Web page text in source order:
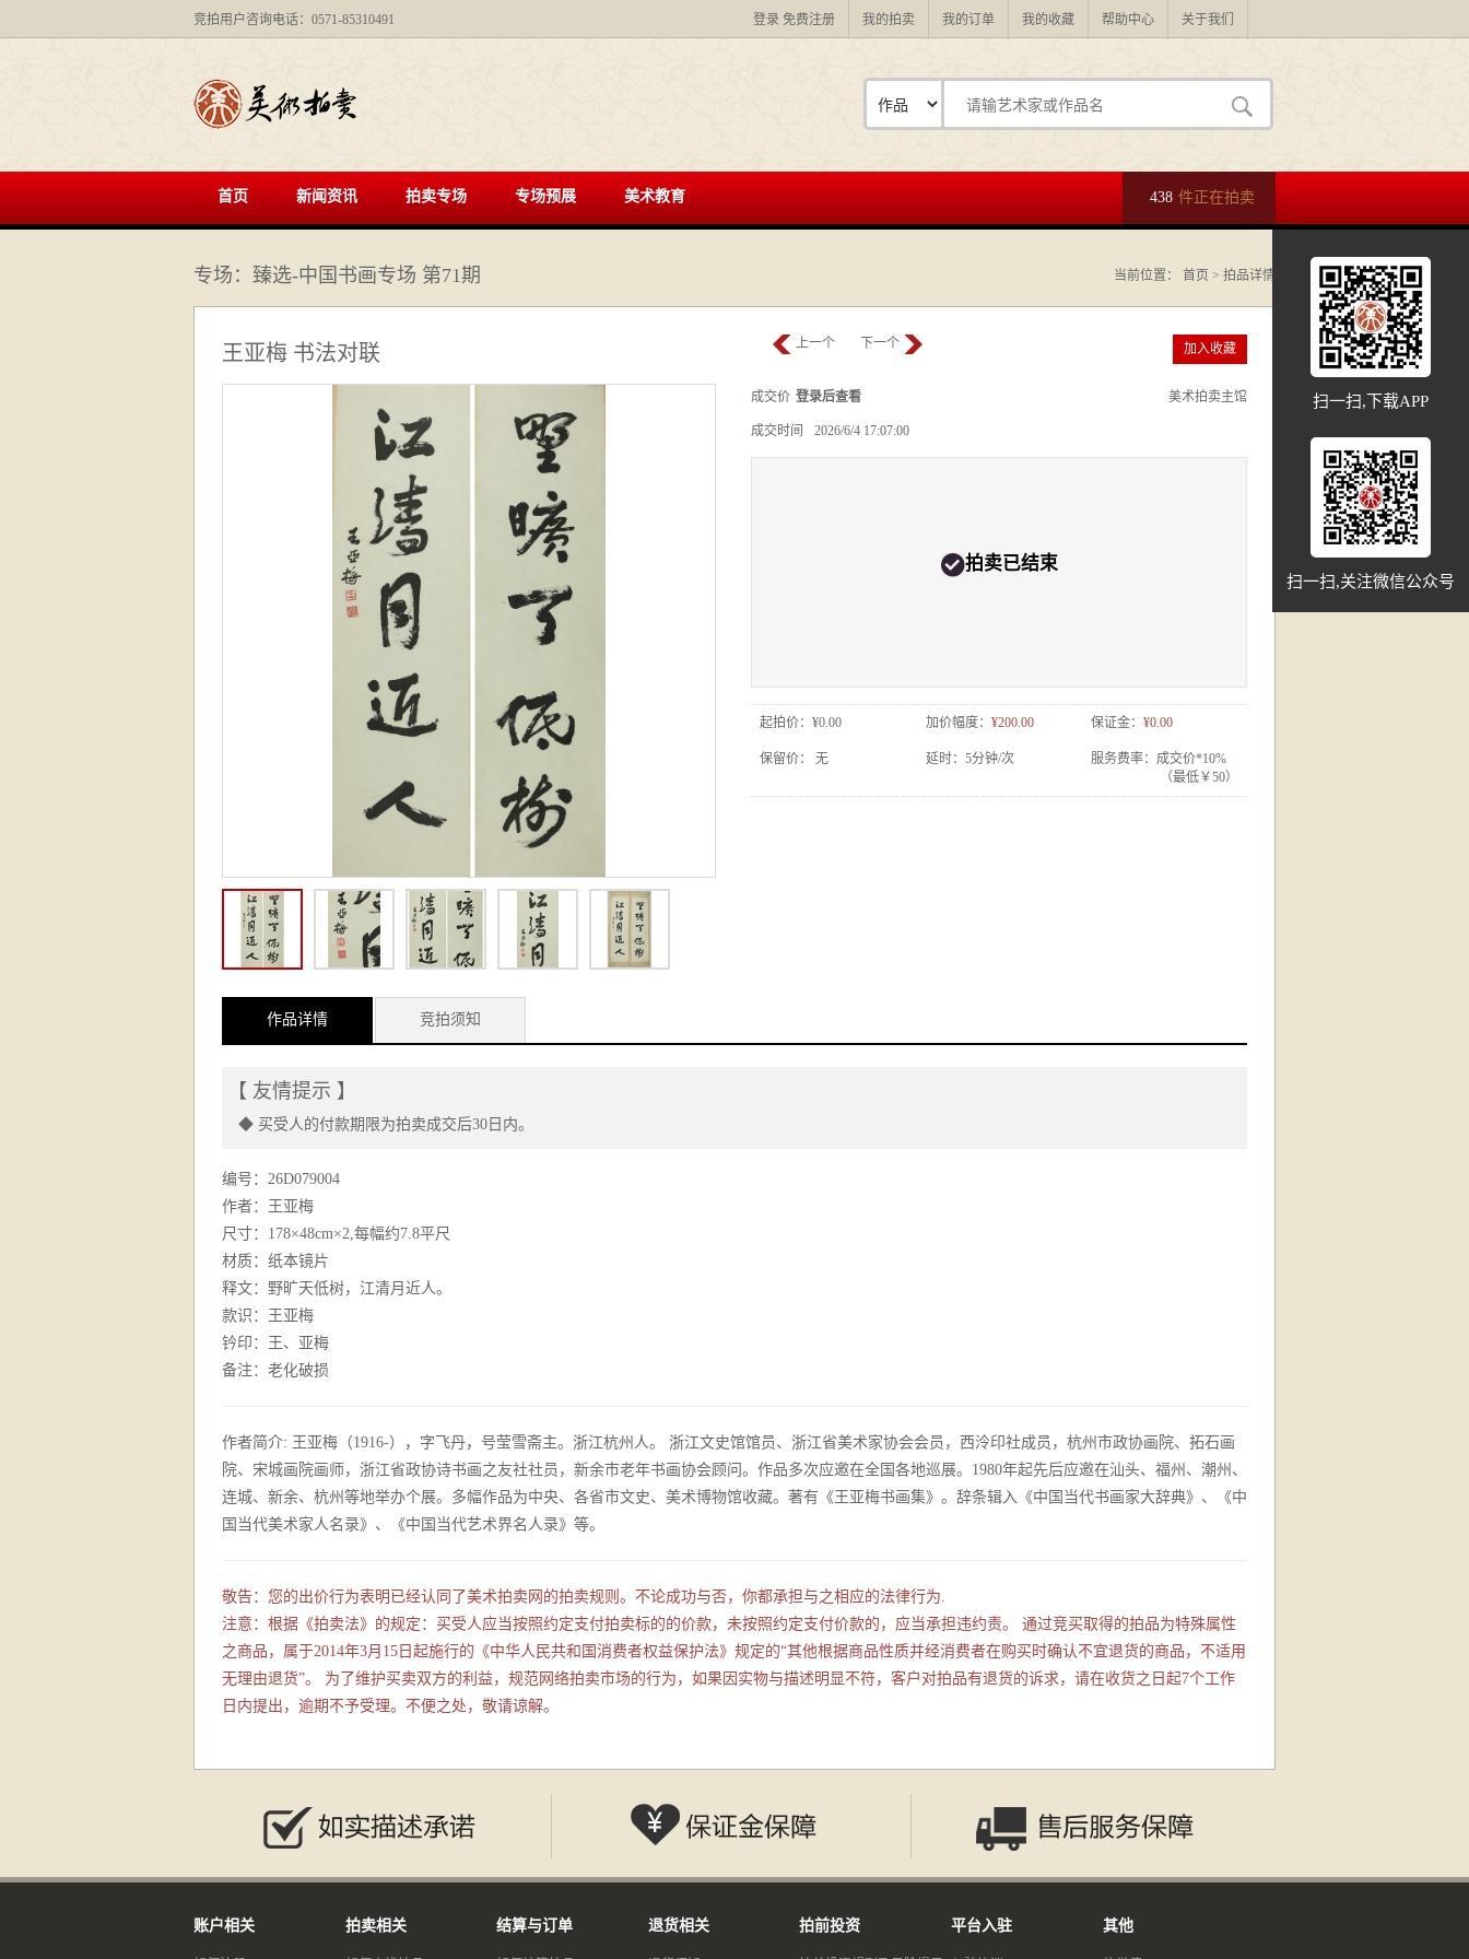
竞拍用户咨询电话：0571-85310491 登录 免费注册 我的拍卖 我的订单 我的收藏 帮助中心 关于我们
首页 新闻资讯 拍卖专场 专场预展 美术教育 438 件正在拍卖
专场：臻选-中国书画专场 第71期 当前位置： 首页 > 拍品详情
王亚梅 书法对联 上一个 下一个 加入收藏
成交价 登录后查看 美术拍卖主馆
成交时间 2026/6/4 17:07:00
拍卖已结束
起拍价： ¥0.00 加价幅度： ¥200.00 保证金： ¥0.00
保留价： 无 延时： 5分钟/次 服务费率： 成交价*10%
（最低￥50）
作品详情 竞拍须知
【 友情提示 】
◆ 买受人的付款期限为拍卖成交后30日内。
编号：26D079004
作者：王亚梅
尺寸：178×48cm×2,每幅约7.8平尺
材质：纸本镜片
释文：野旷天低树，江清月近人。
款识：王亚梅
钤印：王、亚梅
备注：老化破损
作者简介: 王亚梅（1916-），字飞丹，号莹雪斋主。浙江杭州人。 浙江文史馆馆员、浙江省美术家协会会员，西泠印社成员，杭州市政协画院、拓石画
院、宋城画院画师，浙江省政协诗书画之友社社员，新余市老年书画协会顾问。作品多次应邀在全国各地巡展。1980年起先后应邀在汕头、福州、潮州、
连城、新余、杭州等地举办个展。多幅作品为中央、各省市文史、美术博物馆收藏。著有《王亚梅书画集》。辞条辑入《中国当代书画家大辞典》、《中
国当代美术家人名录》、《中国当代艺术界名人录》等。
敬告：您的出价行为表明已经认同了美术拍卖网的拍卖规则。不论成功与否，你都承担与之相应的法律行为.
注意：根据《拍卖法》的规定：买受人应当按照约定支付拍卖标的的价款，未按照约定支付价款的，应当承担违约责。 通过竞买取得的拍品为特殊属性
之商品，属于2014年3月15日起施行的《中华人民共和国消费者权益保护法》规定的“其他根据商品性质并经消费者在购买时确认不宜退货的商品，不适用
无理由退货”。 为了维护买卖双方的利益，规范网络拍卖市场的行为，如果因实物与描述明显不符，客户对拍品有退货的诉求，请在收货之日起7个工作
日内提出，逾期不予受理。不便之处，敬请谅解。
账户相关 拍卖相关 结算与订单 退货相关 拍前投资 平台入驻 其他
扫一扫,下载APP
扫一扫,关注微信公众号